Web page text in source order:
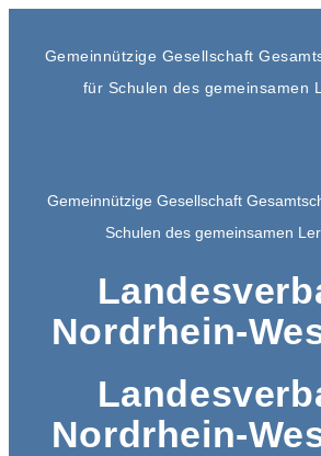
Gemeinnützige Gesellschaft
für Schulen des gemeinsamen
Gemeinnützige Gesellschaft
Schulen des gemeinsamen
Nordrhein-
Nordrhein-